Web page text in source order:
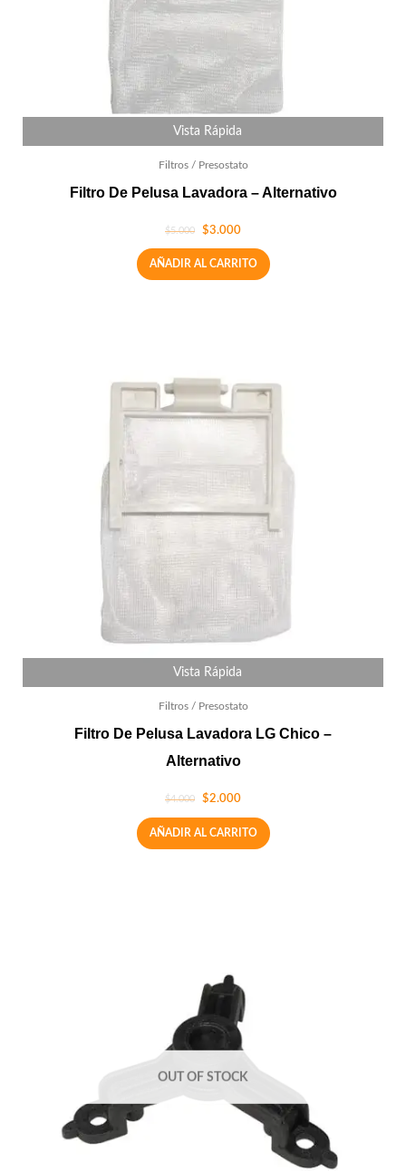
Vista Rápida
Filtros / Presostato
Filtro De Pelusa Lavadora – Alternativo
$5.000 $3.000
AÑADIR AL CARRITO
Vista Rápida
Filtros / Presostato
Filtro De Pelusa Lavadora LG Chico –
Alternativo
$4.000 $2.000
AÑADIR AL CARRITO
OUT OF STOCK